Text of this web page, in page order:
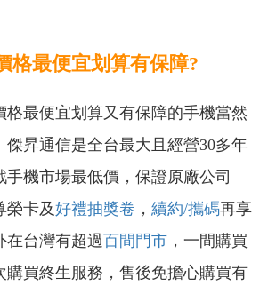
格最便宜划算有保障?
格最便宜划算又有保障的手機當然
傑昇通信是全台最大且經營30多年
手機市場最低價，保證原廠公司
榮卡及好禮抽獎卷 ， 續約/攜碼再享
在台灣有超過百間門市 ，一間購買
購買終生服務，售後免擔心購買有